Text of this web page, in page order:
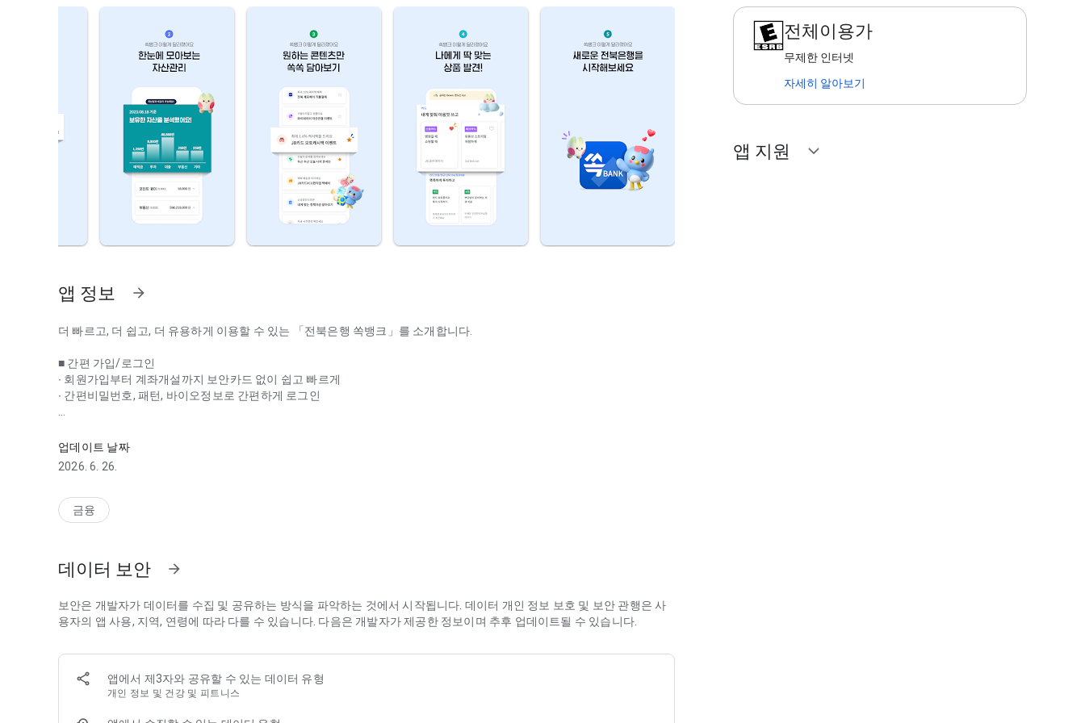
앱 정보 arrow_forward
더 빠르고, 더 쉽고, 더 유용하게 이용할 수 있는 「전북은행 쏙뱅크」를 소개합니다.
■ 간편 가입/로그인
∙ 회원가입부터 계좌개설까지 보안카드 없이 쉽고 빠르게
∙ 간편비밀번호, 패턴, 바이오정보로 간편하게 로그인
∙ 취향에 따라 원하는 테마의 메인화면 설정
∙ 나에게 딱! 맞는 금융정보 알림 및 상품 자동 추천
■ 내 모든 계좌를 한번에 관리
∙ 전북은행 계좌는 물론! 다른 은행 계좌까지 한 번에 조회하고 이체까지
■ 더 쉽고 편리한 이체
■ 다양한 생활서비스
■ 내 정보, 내 설정을 볼 수 있는 ‘마이 페이지’
∙ 마이페이지를 통해 내 정보를 한눈에 확인
∙ 실물지갑은 그만! 나만의 지갑을 관리 해봐요.
업데이트 날짜
2026. 6. 26.
금융
데이터 보안 arrow_forward
보안은 개발자가 데이터를 수집 및 공유하는 방식을 파악하는 것에서 시작됩니다. 데이터 개인 정보 보호 및 보안 관행은 사
용자의 앱 사용, 지역, 연령에 따라 다를 수 있습니다. 다음은 개발자가 제공한 정보이며 추후 업데이트될 수 있습니다.
앱에서 제3자와 공유할 수 있는 데이터 유형
개인 정보 및 건강 및 피트니스
전체이용가
무제한 인터넷
자세히 알아보기
앱 지원 expand_more